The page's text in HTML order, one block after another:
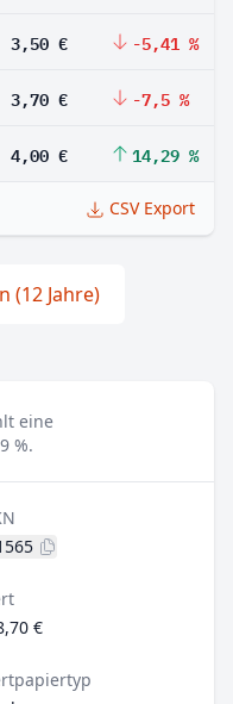
3,50 € -5,41 %
3,70 € -7,5 %
4,00 € 14,29 %
CSV Export
(12 Jahre)
eine
%.
€